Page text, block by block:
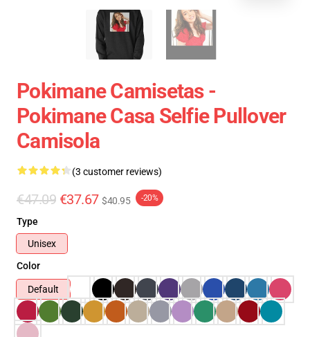
Pokimane Camisetas -
Pokimane Casa Selfie Pullover
Camisola
(3 customer reviews)
€47.09 €37.67 $40.95 -20%
Type
Unisex
Color
Default